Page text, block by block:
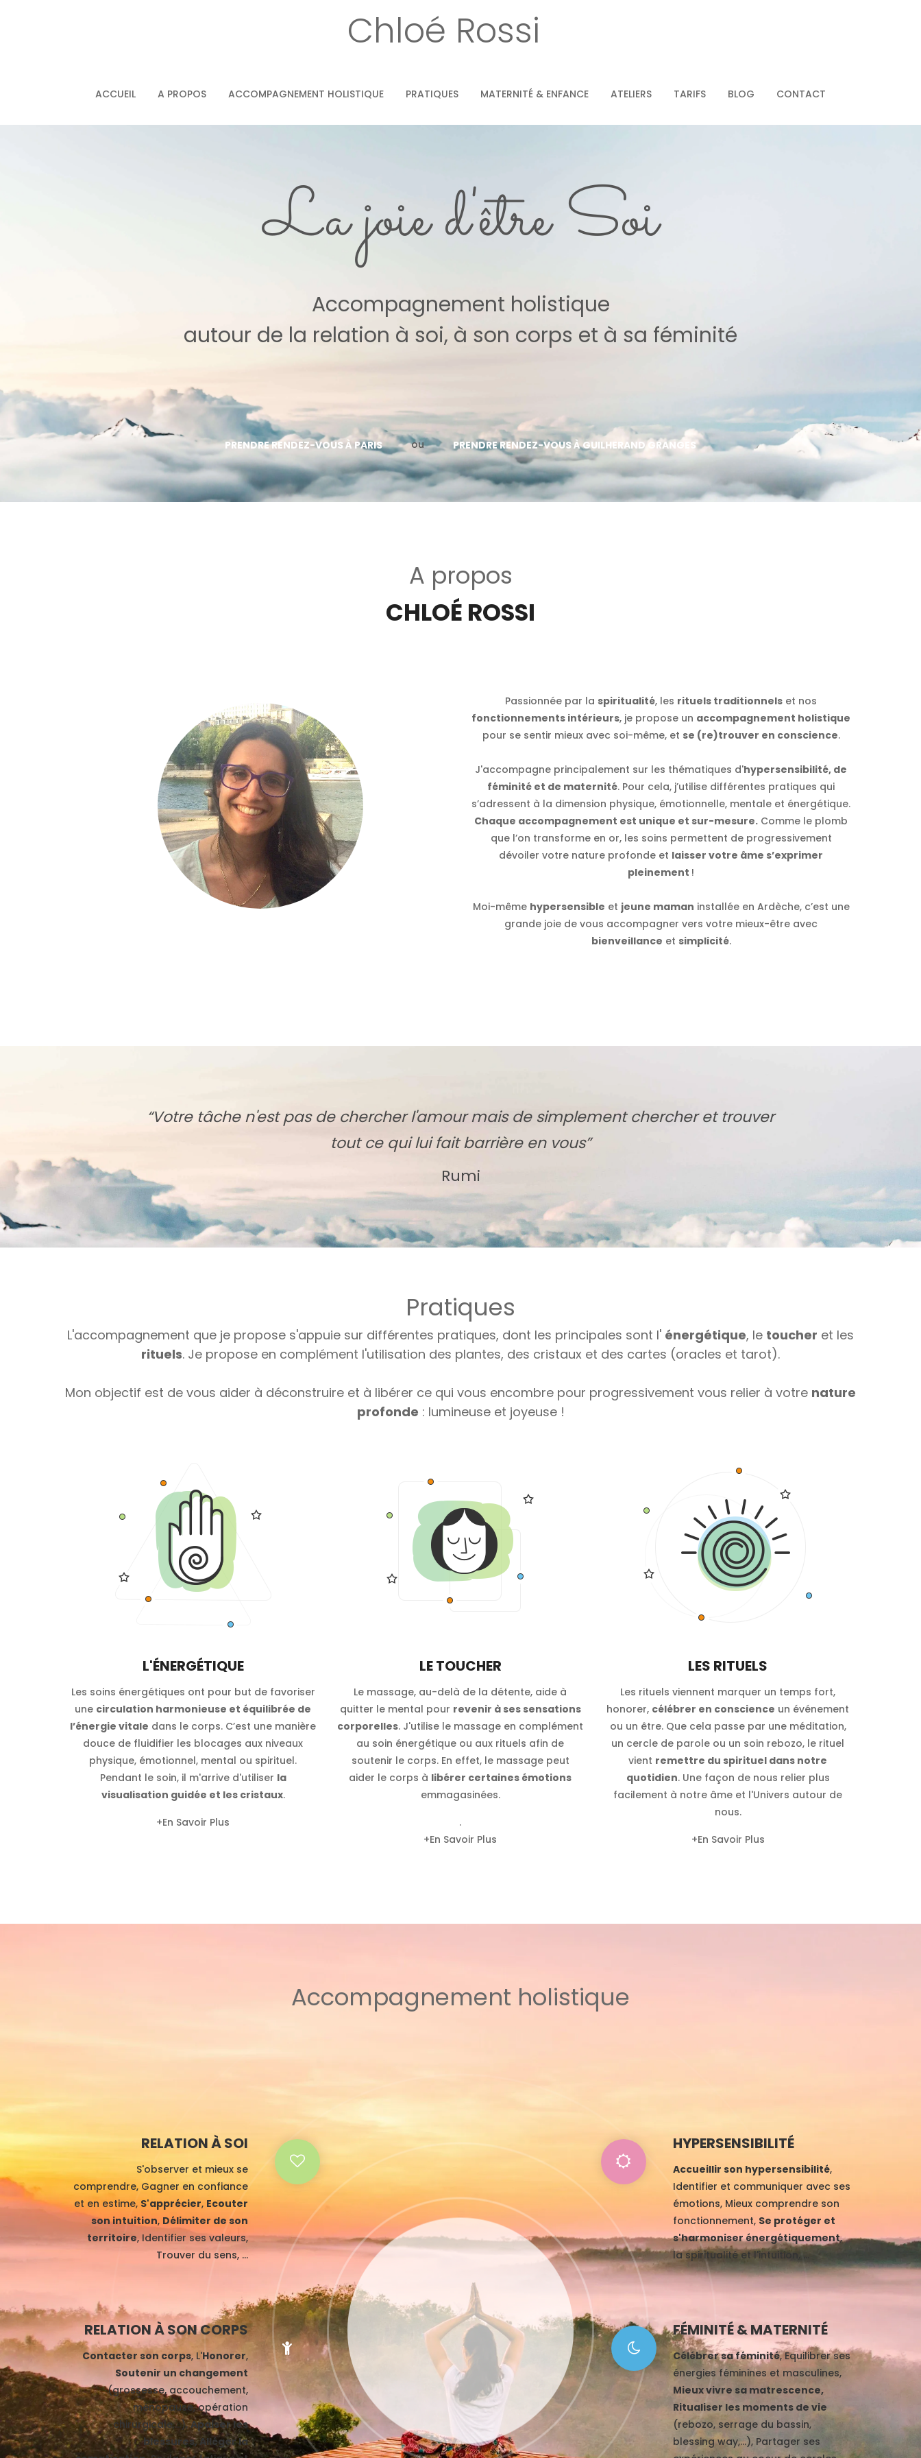
Chloé Rossi
ACCUEIL A PROPOS ACCOMPAGNEMENT HOLISTIQUE PRATIQUES MATERNITÉ & ENFANCE ATELIERS TARIFS BLOG CONTACT
La joie d'être Soi
Accompagnement holistique
autour de la relation à soi, à son corps et à sa féminité
PRENDRE RENDEZ-VOUS À PARIS ou PRENDRE RENDEZ-VOUS À GUILHERAND GRANGES
A propos
CHLOÉ ROSSI
Passionnée par la spiritualité, les rituels traditionnels et nos
fonctionnements intérieurs, je propose un accompagnement holistique
pour se sentir mieux avec soi-même, et se (re)trouver en conscience.
J'accompagne principalement sur les thématiques d'hypersensibilité, de
féminité et de maternité. Pour cela, j’utilise différentes pratiques qui
s’adressent à la dimension physique, émotionnelle, mentale et énergétique.
Chaque accompagnement est unique et sur-mesure. Comme le plomb
que l’on transforme en or, les soins permettent de progressivement
dévoiler votre nature profonde et laisser votre âme s’exprimer
pleinement !
Moi-même hypersensible et jeune maman installée en Ardèche, c’est une
grande joie de vous accompagner vers votre mieux-être avec
bienveillance et simplicité.
“Votre tâche n'est pas de chercher l'amour mais de simplement chercher et trouver
tout ce qui lui fait barrière en vous”
Rumi
Pratiques
L'accompagnement que je propose s'appuie sur différentes pratiques, dont les principales sont l' énergétique, le toucher et les
rituels. Je propose en complément l'utilisation des plantes, des cristaux et des cartes (oracles et tarot).
Mon objectif est de vous aider à déconstruire et à libérer ce qui vous encombre pour progressivement vous relier à votre nature
profonde : lumineuse et joyeuse !
L'ÉNERGÉTIQUE
Les soins énergétiques ont pour but de favoriser
une circulation harmonieuse et équilibrée de
l’énergie vitale dans le corps. C’est une manière
douce de fluidifier les blocages aux niveaux
physique, émotionnel, mental ou spirituel.
Pendant le soin, il m'arrive d'utiliser la
visualisation guidée et les cristaux.
+En Savoir Plus
LE TOUCHER
Le massage, au-delà de la détente, aide à
quitter le mental pour revenir à ses sensations
corporelles. J'utilise le massage en complément
au soin énergétique ou aux rituels afin de
soutenir le corps. En effet, le massage peut
aider le corps à libérer certaines émotions
emmagasinées.
.
+En Savoir Plus
LES RITUELS
Les rituels viennent marquer un temps fort,
honorer, célébrer en conscience un événement
ou un être. Que cela passe par une méditation,
un cercle de parole ou un soin rebozo, le rituel
vient remettre du spirituel dans notre
quotidien. Une façon de nous relier plus
facilement à notre âme et l'Univers autour de
nous.
+En Savoir Plus
Accompagnement holistique
RELATION À SOI
S'observer et mieux se
comprendre, Gagner en confiance
et en estime, S'apprécier, Ecouter
son intuition, Délimiter de son
territoire, Identifier ses valeurs,
Trouver du sens, ...
RELATION À SON CORPS
Contacter son corps, L'Honorer,
Soutenir un changement
(grossesse, accouchement,
ménopause, opération
chirurgicale,...),Apaiser les
blessures, Alléger la
HYPERSENSIBILITÉ
Accueillir son hypersensibilité,
Identifier et communiquer avec ses
émotions, Mieux comprendre son
fonctionnement, Se protéger et
s'harmoniser énergétiquement,
la spiritualité et l'intuition, ...
FÉMINITÉ & MATERNITÉ
Célébrer sa féminité, Equilibrer ses
énergies féminines et masculines,
Mieux vivre sa matrescence,
Ritualiser les moments de vie
(rebozo, serrage du bassin,
blessing way,...), Partager ses